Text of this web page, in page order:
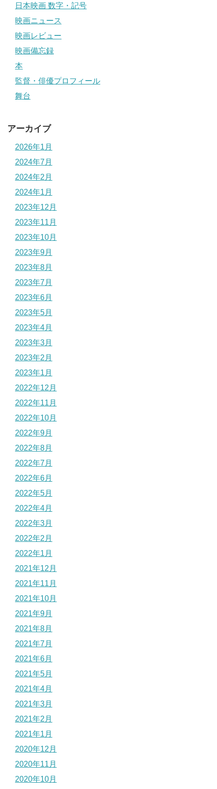
日本映画 数字・記号
映画ニュース
映画レビュー
映画備忘録
本
監督・俳優プロフィール
舞台
アーカイブ
2026年1月
2024年7月
2024年2月
2024年1月
2023年12月
2023年11月
2023年10月
2023年9月
2023年8月
2023年7月
2023年6月
2023年5月
2023年4月
2023年3月
2023年2月
2023年1月
2022年12月
2022年11月
2022年10月
2022年9月
2022年8月
2022年7月
2022年6月
2022年5月
2022年4月
2022年3月
2022年2月
2022年1月
2021年12月
2021年11月
2021年10月
2021年9月
2021年8月
2021年7月
2021年6月
2021年5月
2021年4月
2021年3月
2021年2月
2021年1月
2020年12月
2020年11月
2020年10月